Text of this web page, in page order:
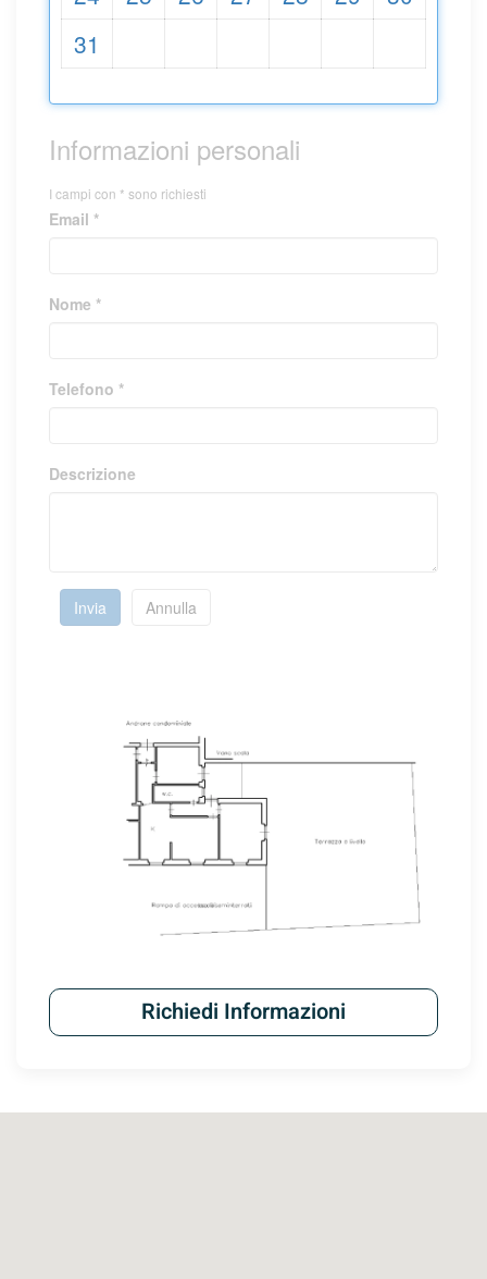
31
Informazioni personali
I campi con * sono richiesti
Email *
Nome *
Telefono *
Descrizione
Invia Annulla
Mostra
Richiedi Informazioni